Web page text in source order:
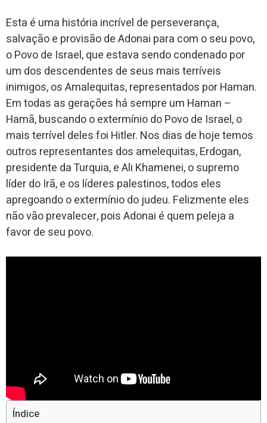
Esta é uma história incrível de perseverança,
salvação e provisão de Adonai para com o seu povo,
o Povo de Israel, que estava sendo condenado por
um dos descendentes de seus mais terríveis
inimigos, os Amalequitas, representados por Haman.
Em todas as gerações há sempre um Haman –
Hamã, buscando o extermínio do Povo de Israel, o
mais terrível deles foi Hitler. Nos dias de hoje temos
outros representantes dos amelequitas, Erdogan,
presidente da Turquia, e Ali Khamenei, o supremo
líder do Irã, e os líderes palestinos, todos eles
apregoando o extermínio do judeu. Felizmente eles
não vão prevalecer, pois Adonai é quem peleja a
favor de seu povo.
Índice